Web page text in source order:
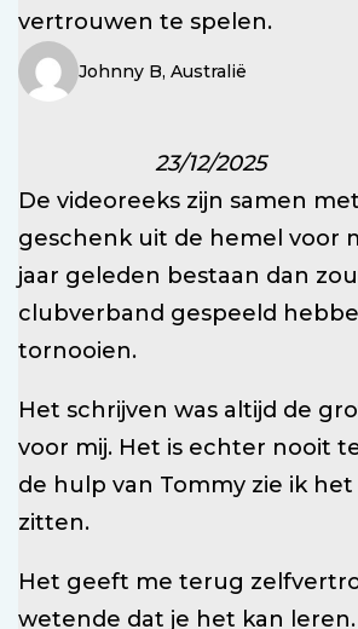
vertrouwen te spelen.
Johnny B, Australië
23/12/2025
De videoreeks zijn samen
geschenk uit de hemel voor
jaar geleden bestaan dan
clubverband gespeeld
tornooien.
Het schrijven was altijd de
voor mij. Het is echter nooit
de hulp van Tommy zie ik het
zitten.
Het geeft me terug
wetende dat je het kan leren.